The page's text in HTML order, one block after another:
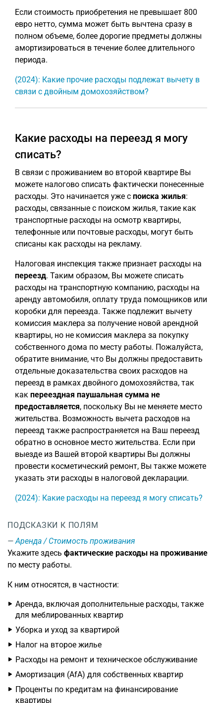
Если стоимость приобретения не превышает 800
евро нетто, сумма может быть вычтена сразу в
полном объеме, более дорогие предметы должны
амортизироваться в течение более длительного
периода.
(2024): Какие прочие расходы подлежат вычету в
связи с двойным домохозяйством?
Какие расходы на переезд я могу
списать?
В связи с проживанием во второй квартире Вы
можете налогово списать фактически понесенные
расходы. Это начинается уже с поиска жилья:
расходы, связанные с поиском жилья, такие как
транспортные расходы на осмотр квартиры,
телефонные или почтовые расходы, могут быть
списаны как расходы на рекламу.
Налоговая инспекция также признает расходы на
переезд. Таким образом, Вы можете списать
расходы на транспортную компанию, расходы на
аренду автомобиля, оплату труда помощников или
коробки для переезда. Также подлежит вычету
комиссия маклера за получение новой арендной
квартиры, но не комиссия маклера за покупку
собственного дома по месту работы. Пожалуйста,
обратите внимание, что Вы должны предоставить
отдельные доказательства своих расходов на
переезд в рамках двойного домохозяйства, так
как переездная паушальная сумма не
предоставляется, поскольку Вы не меняете место
жительства. Возможность вычета расходов на
переезд также распространяется на Ваш переезд
обратно в основное место жительства. Если при
выезде из Вашей второй квартиры Вы должны
провести косметический ремонт, Вы также можете
указать эти расходы в налоговой декларации.
(2024): Какие расходы на переезд я могу списать?
ПОДСКАЗКИ К ПОЛЯМ
Аренда / Стоимость проживания
Укажите здесь фактические расходы на проживание
по месту работы.
К ним относятся, в частности:
Аренда, включая дополнительные расходы, также
для меблированных квартир
Уборка и уход за квартирой
Налог на второе жилье
Расходы на ремонт и техническое обслуживание
Амортизация (AfA) для собственных квартир
Проценты по кредитам на финансирование
квартиры